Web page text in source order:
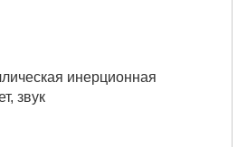
инерционная
звук